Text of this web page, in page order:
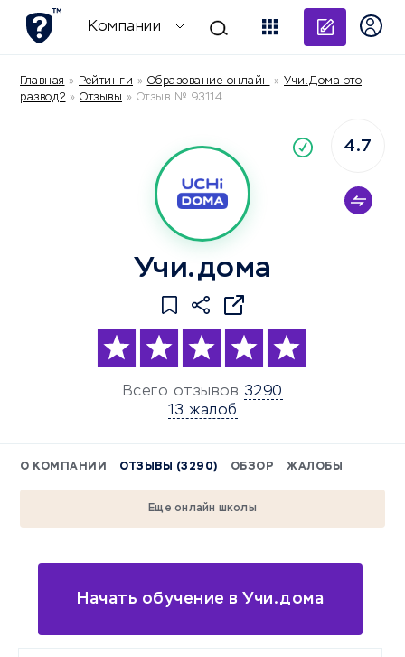
Компании
Главная » Рейтинги » Образование онлайн » Учи.Дома это
развод? » Отзывы » Отзыв № 93114
Учи.дома
Всего отзывов 3290
13 жалоб
4.7
О КОМПАНИИ ОТЗЫВЫ (3290) ОБЗОР ЖАЛОБЫ
Еще онлайн школы
Начать обучение в Учи.дома